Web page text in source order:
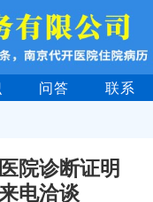
问答 联系
院诊断证明
电洽谈